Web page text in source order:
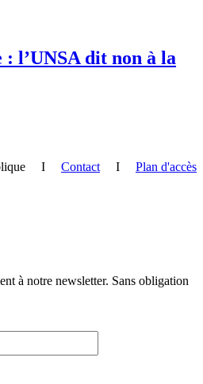
l’UNSA dit non à la
I Contact I Plan d'accès
à notre newsletter. Sans obligation